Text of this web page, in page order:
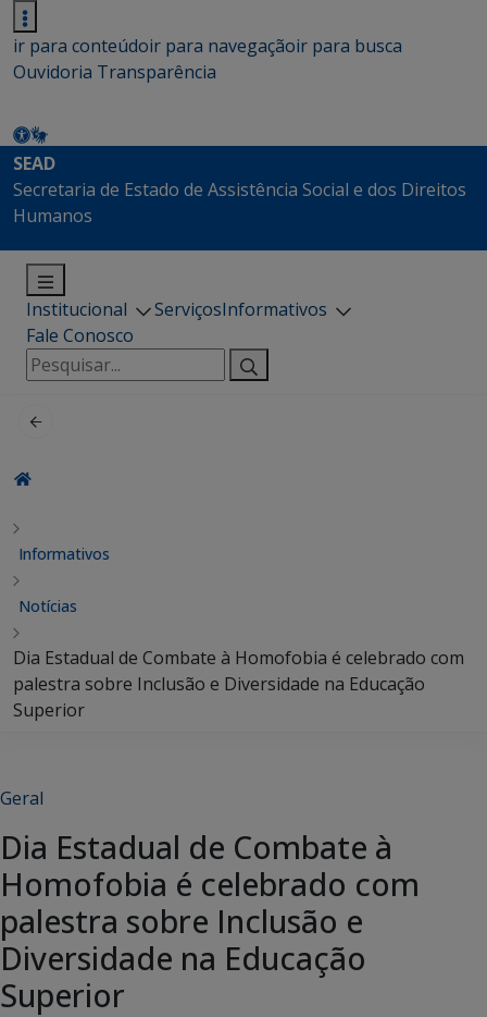
ir para conteúdoir para navegaçãoir para busca
Ouvidoria Transparência
SEAD
Secretaria de Estado de Assistência Social e dos Direitos
Humanos
Institucional ServiçosInformativos
Fale Conosco
Pesquisar
por:
Informativos
Notícias
Dia Estadual de Combate à Homofobia é celebrado com
palestra sobre Inclusão e Diversidade na Educação
Superior
Geral
Dia Estadual de Combate à
Homofobia é celebrado com
palestra sobre Inclusão e
Diversidade na Educação
Superior